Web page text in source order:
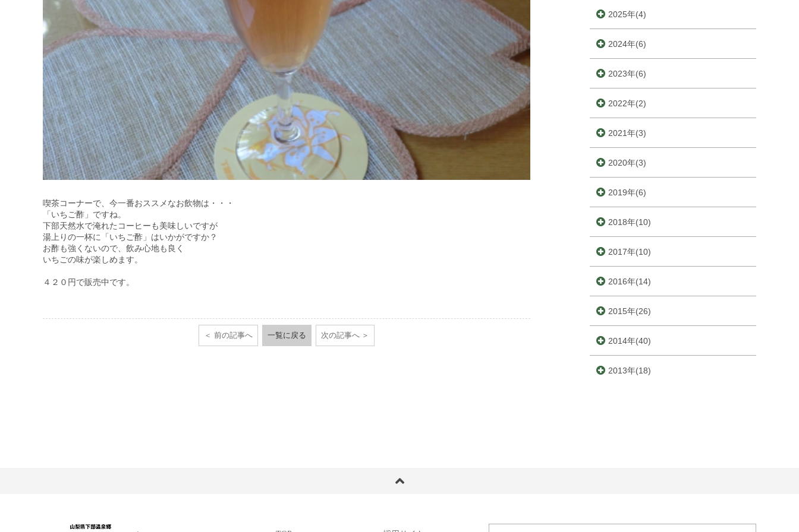
喫茶コーナーで、今一番おススメなお飲物は・・・
「いちご酢」ですね。
下部天然水で淹れたコーヒーも美味しいですが
湯上りの一杯に「いちご酢」はいかがですか？
お酢も強くないので、飲み心地も良く
いちごの味が楽しめます。
４２０円で販売中です。
前の記事へ 一覧に戻る 次の記事へ
2025年(4)
2024年(6)
2023年(6)
2022年(2)
2021年(3)
2020年(3)
2019年(6)
2018年(10)
2017年(10)
2016年(14)
2015年(26)
2014年(40)
2013年(18)